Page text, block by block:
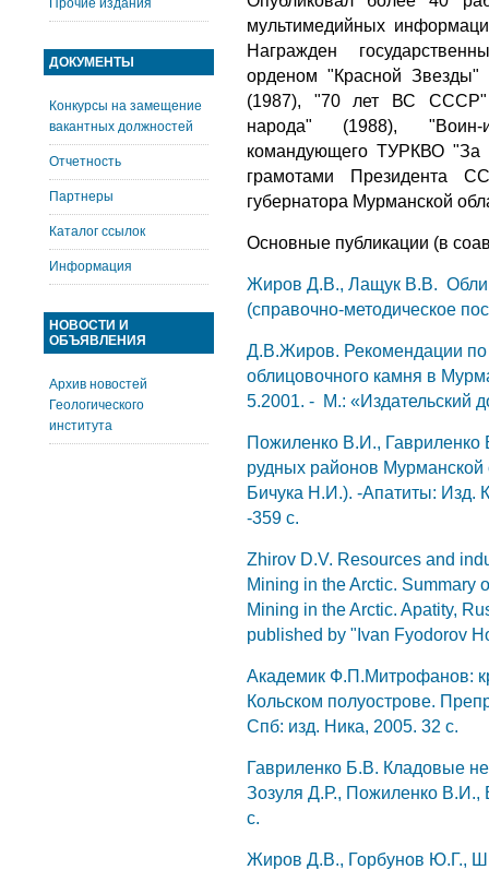
мультимедийных
Награжден
орденом "Красной
(1987), "70 лет ВС СССР"
народа" (1988), "Воин-
командующего ТУРКВО "За
грамотами Президента
губернатора Мурманской
Основные публикации (в
Жиров Д.В., Лащук В.В.
(справочно-методическое
Д.В.Жиров. Рекомендации
облицовочного камня в
5.2001. - М.: «Издательский
Пожиленко В.И.,
рудных районов
Бичука Н.И.). -Апатиты: Изд.
-359 с.
Zhirov D.V. Resources and
Mining in the Arctic. Summary
Mining in the Arctic. Apatity,
published by "Ivan Fyodorov
Академик Ф.П.Митрофанов:
Кольском полуострове.
Спб: изд. Ника, 2005. 32 с.
Гавриленко Б.В. Кладовые
Зозуля Д.Р., Пожиленко В.И.,
с.
Жиров Д.В., Горбунов Ю.Г.,
Прочие издания
ДОКУМЕНТЫ
Конкурсы на замещение
вакантных должностей
Отчетность
Партнеры
Каталог ссылок
Информация
НОВОСТИ И
ОБЪЯВЛЕНИЯ
Архив новостей
Геологического
института